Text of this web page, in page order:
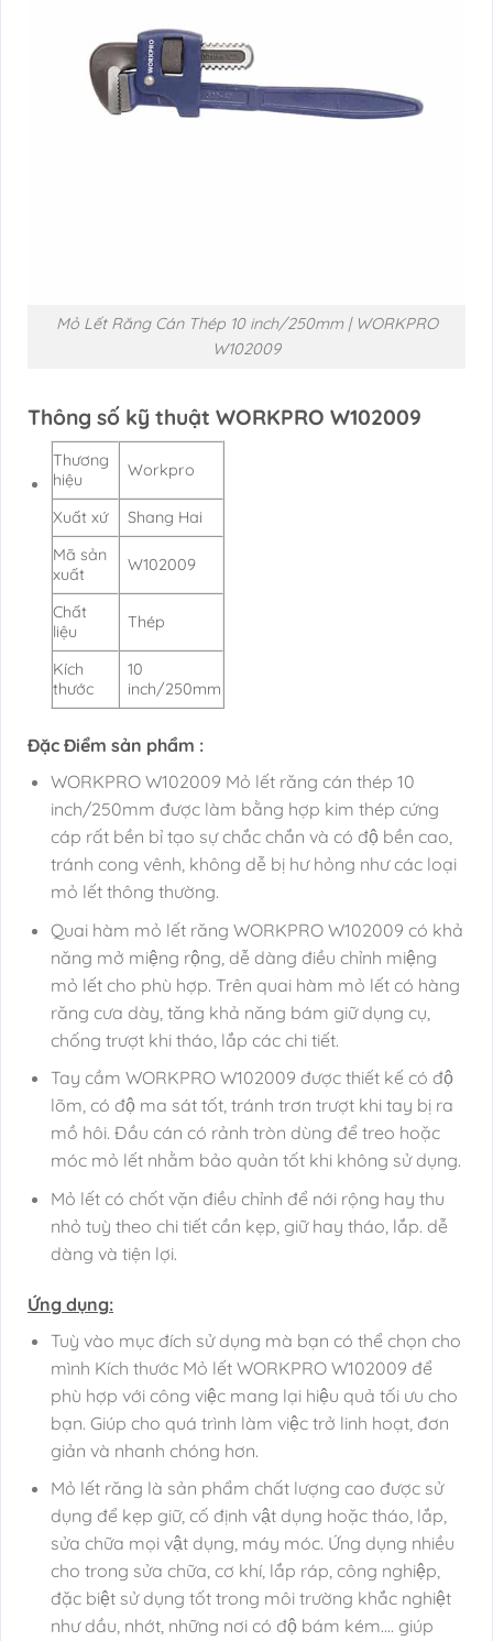
Mỏ Lết Răng Cán Thép 10 inch/250mm | WORKPRO
W102009
Thông số kỹ thuật WORKPRO W102009
Thương
hiệu
Workpro
Xuất xứ
Shang Hai
Mã sản
xuất
W102009
Chất
liệu
Thép
Kích
thước
10
inch/250mm
Đặc Điểm sản phẩm :
WORKPRO W102009 Mỏ lết răng cán thép 10
inch/250mm được làm bằng hợp kim thép cứng
cáp rất bền bỉ tạo sự chắc chắn và có độ bền cao,
tránh cong vênh, không dễ bị hư hỏng như các loại
mỏ lết thông thường.
Quai hàm mỏ lết răng WORKPRO W102009 có khả
năng mở miệng rộng, dễ dàng điều chỉnh miệng
mỏ lết cho phù hợp. Trên quai hàm mỏ lết có hàng
răng cưa dày, tăng khả năng bám giữ dụng cụ,
chống trượt khi tháo, lắp các chi tiết.
Tay cầm WORKPRO W102009 được thiết kế có độ
lõm, có độ ma sát tốt, tránh trơn trượt khi tay bị ra
mồ hôi. Đầu cán có rảnh tròn dùng để treo hoặc
móc mỏ lết nhằm bảo quản tốt khi không sử dụng.
Mỏ lết có chốt vặn điều chỉnh để nới rộng hay thu
nhỏ tuỳ theo chi tiết cần kẹp, giữ hay tháo, lắp. dễ
dàng và tiện lợi.
Ứng dụng:
Tuỳ vào mục đích sử dụng mà bạn có thể chọn cho
mình Kích thước Mỏ lết WORKPRO W102009 để
phù hợp với công việc mang lại hiệu quả tối ưu cho
bạn. Giúp cho quá trình làm việc trở linh hoạt, đơn
giản và nhanh chóng hơn.
Mỏ lết răng là sản phẩm chất lượng cao được sử
dụng để kẹp giữ, cố định vật dụng hoặc tháo, lắp,
sửa chữa mọi vật dụng, máy móc. Ứng dụng nhiều
cho trong sửa chữa, cơ khí, lắp ráp, công nghiệp,
đặc biệt sử dụng tốt trong môi trường khắc nghiệt
như dầu, nhớt, những nơi có độ bám kém…. giúp